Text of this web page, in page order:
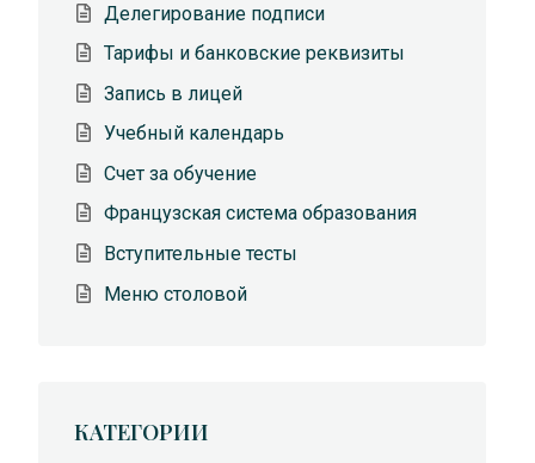
Делегирование подписи
Тарифы и банковские реквизиты
Запись в лицей
Учебный календарь
Счет за обучение
Французская система образования
Вступительные тесты
Меню столовой
КАТЕГОРИИ